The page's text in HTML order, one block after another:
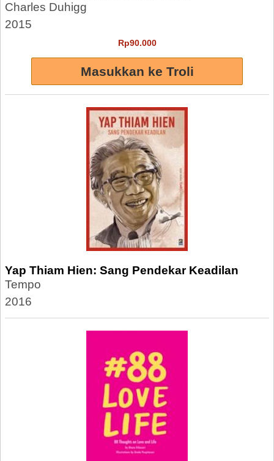
Charles Duhigg
2015
Rp90.000
Yap Thiam Hien: Sang Pendekar Keadilan
Tempo
2016